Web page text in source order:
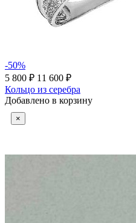
-50%
5 800 ₽ 11 600 ₽
Кольцо из серебра
Добавлено в корзину
×